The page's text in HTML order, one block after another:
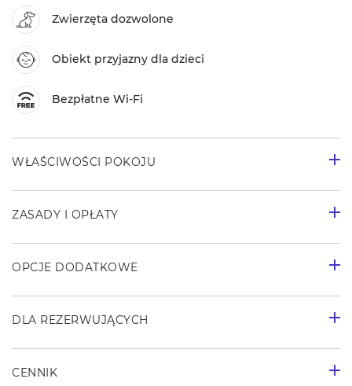
Zwierzęta dozwolone
Obiekt przyjazny dla dzieci
Bezpłatne Wi-Fi
WŁAŚCIWOŚCI POKOJU
ZASADY I OPŁATY
OPCJE DODATKOWE
DLA REZERWUJĄCYCH
CENNIK